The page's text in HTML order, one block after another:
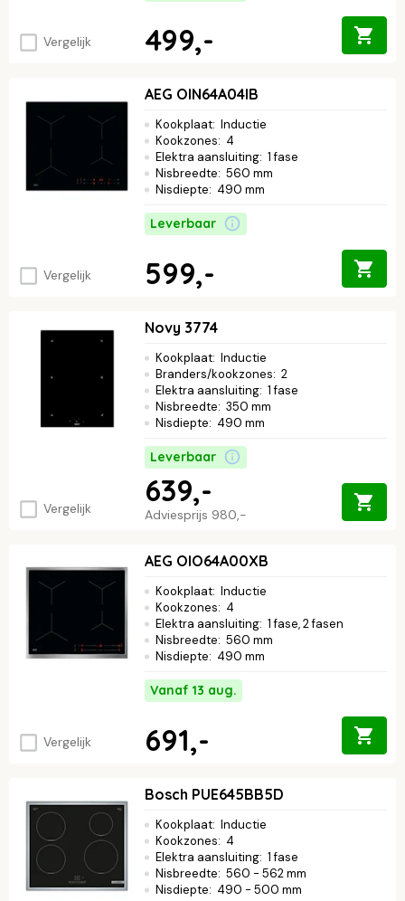
Vergelijk 499,-
Vergelijk
AEG OIN64A04IB
Kookplaat: Inductie
Kookzones: 4
Elektra aansluiting: 1 fase
Nisbreedte: 560 mm
Nisdiepte: 490 mm
Leverbaar
599,-
Vergelijk
Novy 3774
Kookplaat: Inductie
Branders/kookzones: 2
Elektra aansluiting: 1 fase
Nisbreedte: 350 mm
Nisdiepte: 490 mm
Leverbaar
Adviesprijs 980,-
639,-
Vergelijk
AEG OIO64A00XB
Kookplaat: Inductie
Kookzones: 4
Elektra aansluiting: 1 fase, 2 fasen
Nisbreedte: 560 mm
Nisdiepte: 490 mm
Vanaf 13 aug.
691,-
Bosch PUE645BB5D
Kookplaat: Inductie
Kookzones: 4
Elektra aansluiting: 1 fase
Nisbreedte: 560 - 562 mm
Nisdiepte: 490 - 500 mm